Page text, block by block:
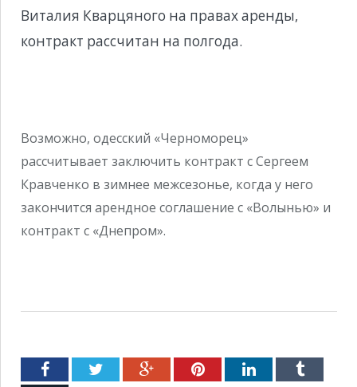
Виталия Кварцяного на правах аренды,
контракт рассчитан на полгода.
Возможно, одесский «Черноморец»
рассчитывает заключить контракт с Сергеем
Кравченко в зимнее межсезонье, когда у него
закончится арендное соглашение с «Волынью» и
контракт с «Днепром».
FacebookTwitter Google+PinterestLinkedInTumblr